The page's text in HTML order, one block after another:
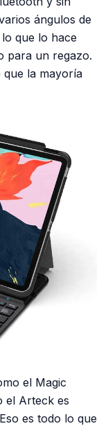
ángulos de
que lo hace
para un regazo.
que la mayoría
el Magic
el Arteck es
es todo lo que